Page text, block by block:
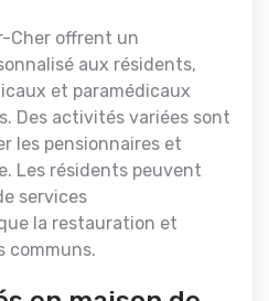
Cher offrent un
aux résidents,
et paramédicaux
Des activités variées sont
les pensionnaires et
Les résidents peuvent
services
la restauration et
communs.